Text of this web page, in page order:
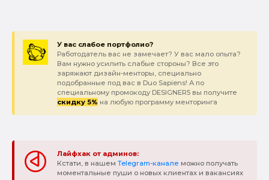
У вас слабое портфолио?
Работодатель вас не замечает? У вас мало опыта?
Вам нужно усилить слабые стороны? Все это
заряжают дизайн-менторы, специально
подобранные под вас в Duo Sapiens! А по
специальному промокоду DESIGNER5 вы получите
скидку 5% на любую программу менторинга
Лайфхак от админов:
Кстати, в нашем Telegram-канале можно получать
моментальные пуши о новых клиентах и вакансиях